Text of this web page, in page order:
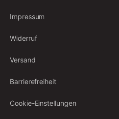
Impressum
Widerruf
Versand
Barrierefreiheit
Cookie-Einstellungen